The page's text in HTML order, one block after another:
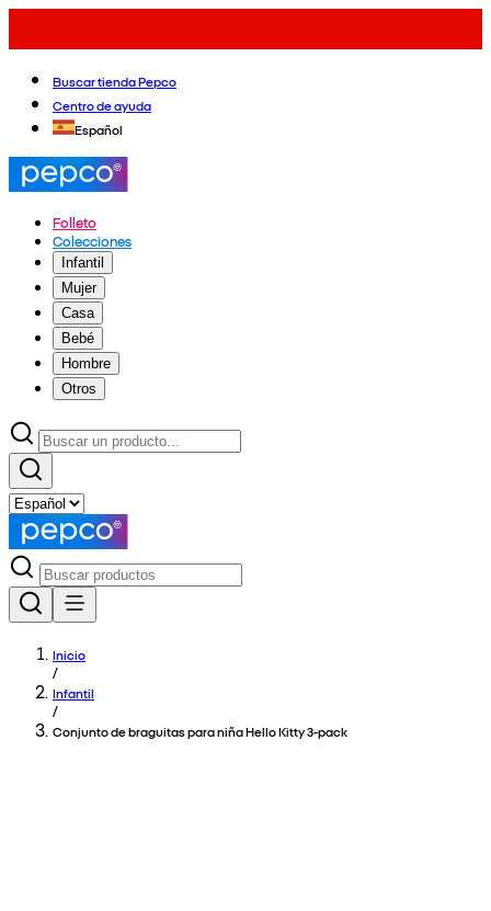
Buscar tienda Pepco
Centro de ayuda
Español
Folleto
Colecciones
Infantil
Mujer
Casa
Bebé
Hombre
Otros
Inicio
/
Infantil
/
Conjunto de braguitas para niña Hello Kitty 3-pack